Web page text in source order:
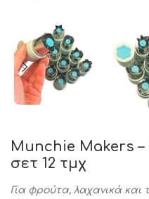
Munchie Makers –
σετ 12 τμχ
Για φρούτα, λαχανικά και